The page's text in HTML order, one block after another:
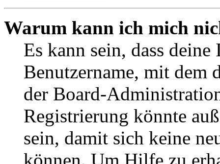
Warum kann ich mich
Es kann sein, dass
Benutzername, mit dem
der Board-
Registrierung könnte
sein, damit sich keine
können. Um Hilfe zu